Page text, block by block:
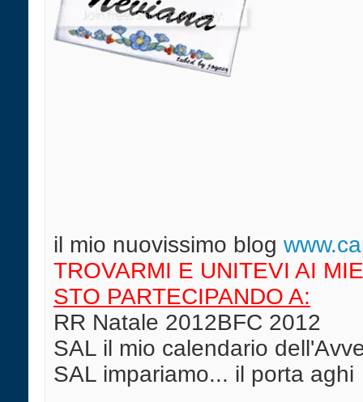
il mio nuovissimo blog w
TROVARMI E UNITEVI AI
STO PARTECIPANDO A:
RR Natale 2012BFC 2012
SAL il mio calendario
SAL impariamo... il porta aghi